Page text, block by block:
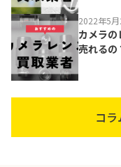
2022年5月
カメラ
売れるの
コ